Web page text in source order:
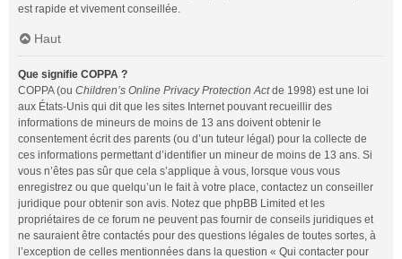
est rapide et vivement conseillée.
Haut
Que signifie COPPA ?
COPPA (ou Children’s Online Privacy Protection Actde 1998) est une loi
aux États-Unis qui dit que les sites Internet pouvant recueillir des
informations de mineurs de moins de 13 ans doivent obtenir le
consentement écrit des parents (ou d’un tuteur légal) pour la collecte de
ces informations permettant d’identifier un mineur de moins de 13 ans. Si
vous n’êtes pas sûr que cela s’applique à vous, lorsque vous vous
enregistrez ou que quelqu’un le fait à votre place, contactez un conseiller
juridique pour obtenir son avis. Notez que phpBB Limited et les
propriétaires de ce forum ne peuvent pas fournir de conseils juridiques et
ne sauraient être contactés pour des questions légales de toutes sortes, à
l’exception de celles mentionnées dans la question « Qui contacter pour